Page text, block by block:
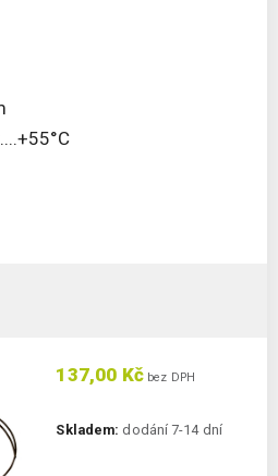
137,00 Kč bez DPH
Skladem: dodání 7-14 dní